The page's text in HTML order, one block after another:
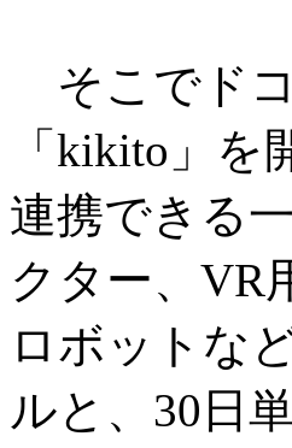
そこでド
「kikito」
連携できる
クター、VR
ロボットな
ルと、30日